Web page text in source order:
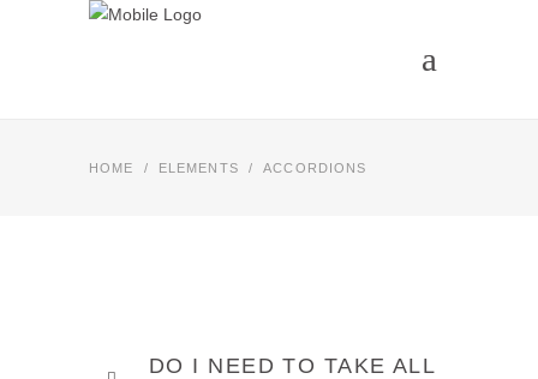
HOME / ELEMENTS /ACCORDIONS
DO I NEED TO TAKE ALL